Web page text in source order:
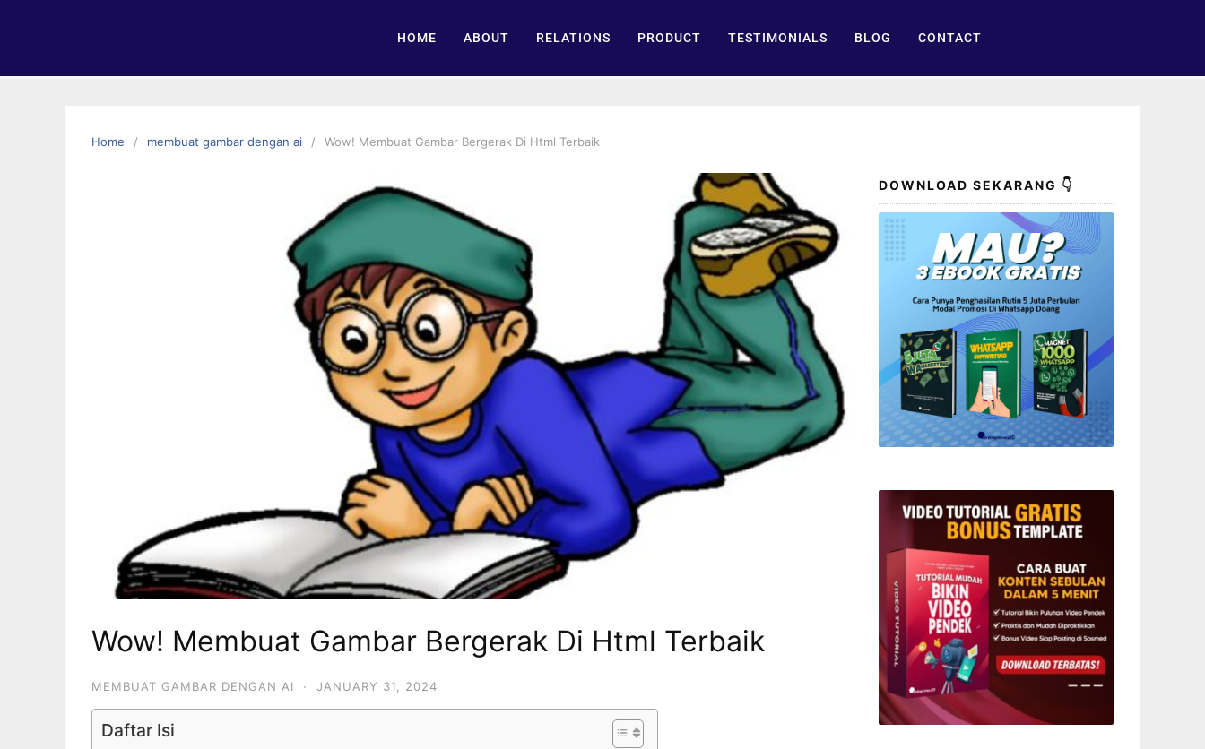
HOME ABOUT RELATIONS PRODUCT TESTIMONIALS BLOG CONTACT
Home membuat gambar dengan ai Wow! Membuat Gambar Bergerak Di Html Terbaik
Wow! Membuat Gambar Bergerak Di Html Terbaik
MEMBUAT GAMBAR DENGAN AI · JANUARY 31, 2024
Daftar Isi
DOWNLOAD SEKARANG 👇